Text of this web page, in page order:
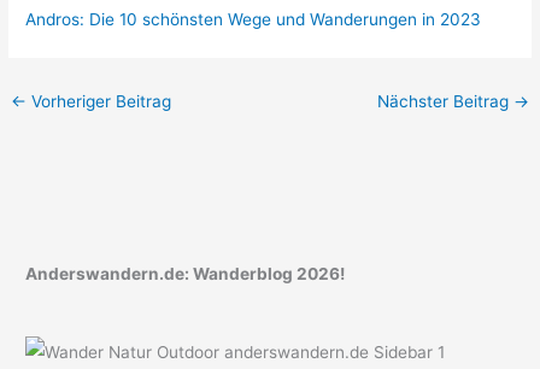
Andros: Die 10 schönsten Wege und Wanderungen in 2023
← Vorheriger Beitrag Nächster Beitrag →
Anderswandern.de: Wanderblog 2026!